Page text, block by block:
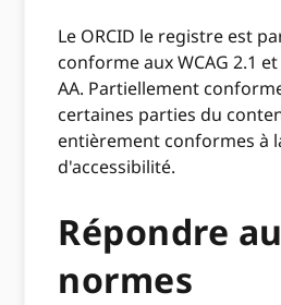
Le ORCID le registre est
conforme aux WCAG 2.1
AA. Partiellement
certaines parties du
entièrement conformes à
d'accessibilité.
Répondre
normes